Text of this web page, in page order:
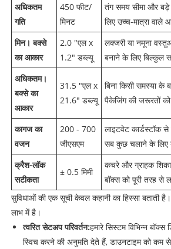
अधिकतम
गति
450 फीट/
मिनट
तंग समय सीमा और
लिए उच्च-मात्रा वाले
मिन। बक्से
का आकार
2.0 "एल x
1.2" डब्ल्यू
लक्जरी या नमूना
बनाने के लिए बिल्कुल
अधिकतम।
बक्से का
आकार
31.5 "एल x
21.6" डब्ल्यू
बिना किसी समस्या के
पैकेजिंग की जरूरतों
कागज का
वजन
200 - 700
जीएसएम
लाइटवेट कार्डस्टॉक
सब कुछ चलाने के लिए
क्रैश-लॉक
सटीकता
± 0.5 मिमी
कचरे और ग्राहक
बॉक्स को पूरी तरह से
सुविधाओं की एक सूची केवल कहानी का हिस्सा बताती
लाभ में है।
त्वरित सेटअप परिवर्तन:हमारे सिस्टम विभिन्न
स्विच करने की अनुमति देते हैं, डाउनटाइम को कम